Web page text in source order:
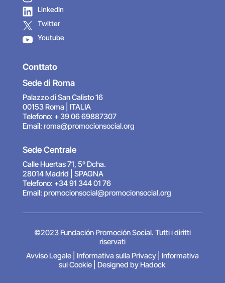
LinkedIn
Twitter
Youtube
Conttato
Sede di Roma
Palazzo di San Calisto 16
00153 Roma | ITALIA
Telefono: + 39 06 69887307
Email: roma@promocionsocial.org
Sede Centrale
Calle Huertas 71, 5º Dcha.
28014 Madrid | SPAGNA
Telefono: +34 91 344 01 76
Email: promocionsocial@promocionsocial.org
©2023 Fundación Promoción Social. Tutti i diritti
riservati
Avviso Legale| Informativa sulla Privacy| Informativa
sui Cookie
Designed by Hadock